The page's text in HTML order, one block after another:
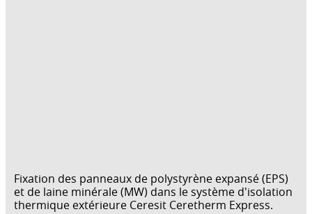
Fixation des panneaux de polystyrène expansé (EPS)
et de laine minérale (MW) dans le système d'isolation
thermique extérieure Ceresit Ceretherm Express.